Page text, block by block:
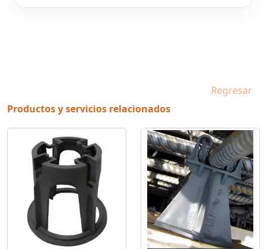
Regresar
Productos y servicios relacionados